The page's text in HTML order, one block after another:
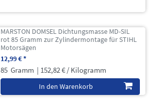
MARSTON DOMSEL Dichtungsmasse MD-SIL
rot 85 Gramm zur Zylindermontage für STIHL
Motorsägen
12,99 € *
85 Gramm | 152,82 € / Kilogramm
In den Warenkorb